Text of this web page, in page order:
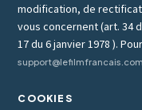
modification, de
vous concernent (art. 34
17 du 6 janvier 1978 ).
support@lefilmfrancais.com
COOKIES